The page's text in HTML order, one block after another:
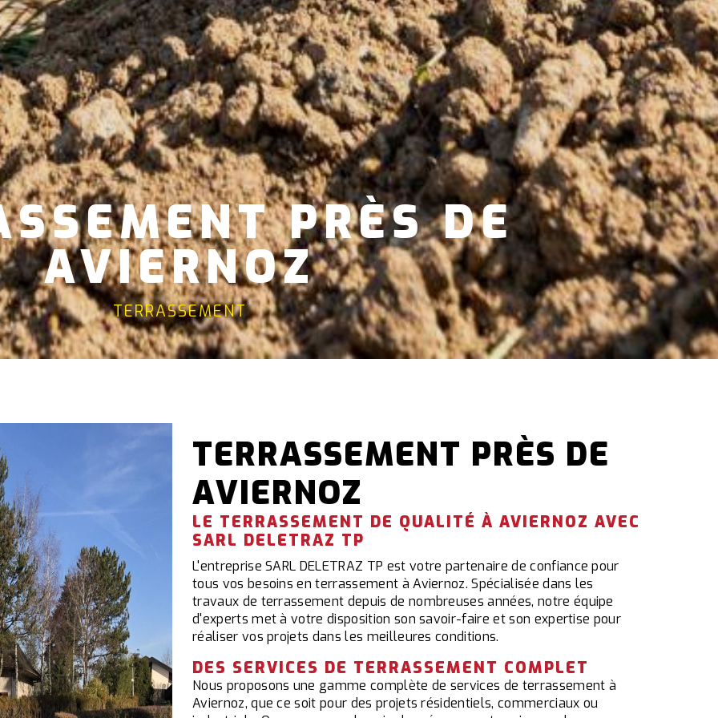
PRÈS DE
AVIERNOZ
TERRASSEMENT
TERRASSEMENT PRÈS DE
AVIERNOZ
LE TERRASSEMENT DE QUALITÉ À AVIERNOZ AVEC
SARL DELETRAZ TP
L'entreprise SARL DELETRAZ TP est votre partenaire de confiance pour
tous vos besoins en terrassement à Aviernoz. Spécialisée dans les
travaux de terrassement depuis de nombreuses années, notre équipe
d'experts met à votre disposition son savoir-faire et son expertise pour
réaliser vos projets dans les meilleures conditions.
DES SERVICES DE TERRASSEMENT COMPLET
Nous proposons une gamme complète de services de terrassement à
Aviernoz, que ce soit pour des projets résidentiels, commerciaux ou